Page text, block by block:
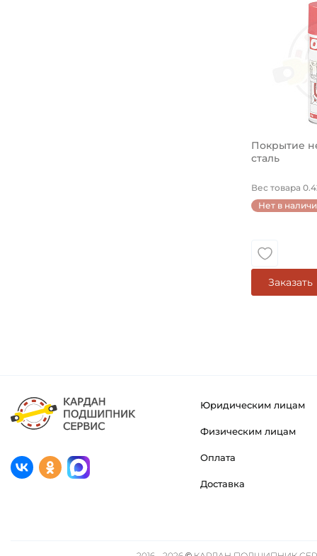
Покрытие
сталь
Вес товара
Нет в
Заказать
Юридическим лицам
Физическим лицам
Оплата
Доставка